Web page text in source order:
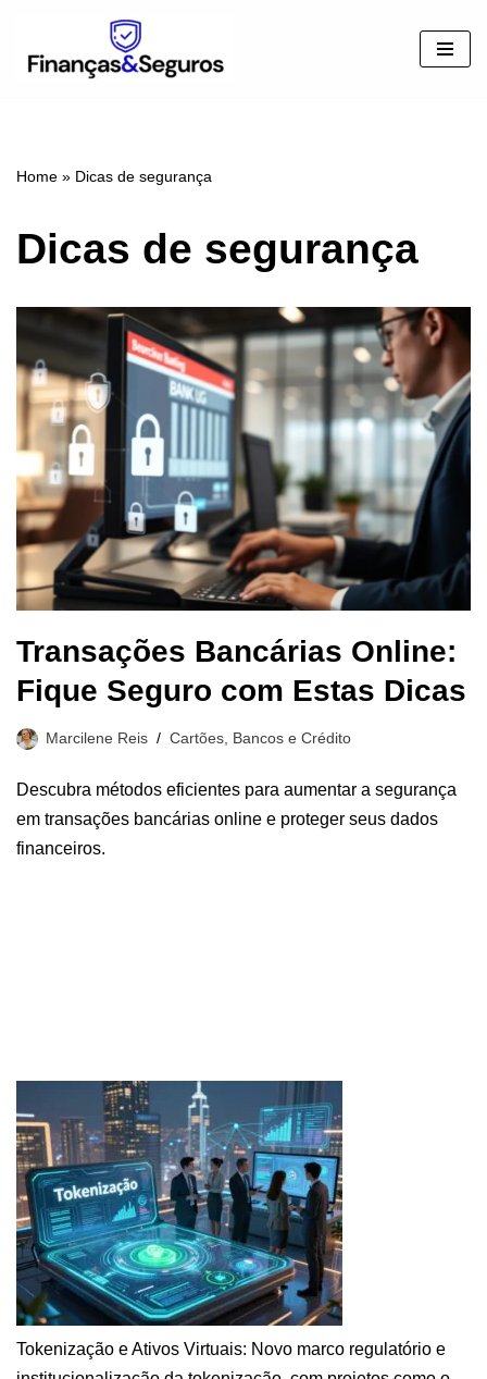
Pular
Home » Dicas de segurança
Dicas de segurança
Transações Bancárias Online:
Fique Seguro com Estas Dicas
Marcilene Reis Cartões, Bancos e Crédito
Descubra métodos eficientes para aumentar a segurança
em transações bancárias online e proteger seus dados
financeiros.
Tokenização e Ativos Virtuais: Novo marco regulatório e